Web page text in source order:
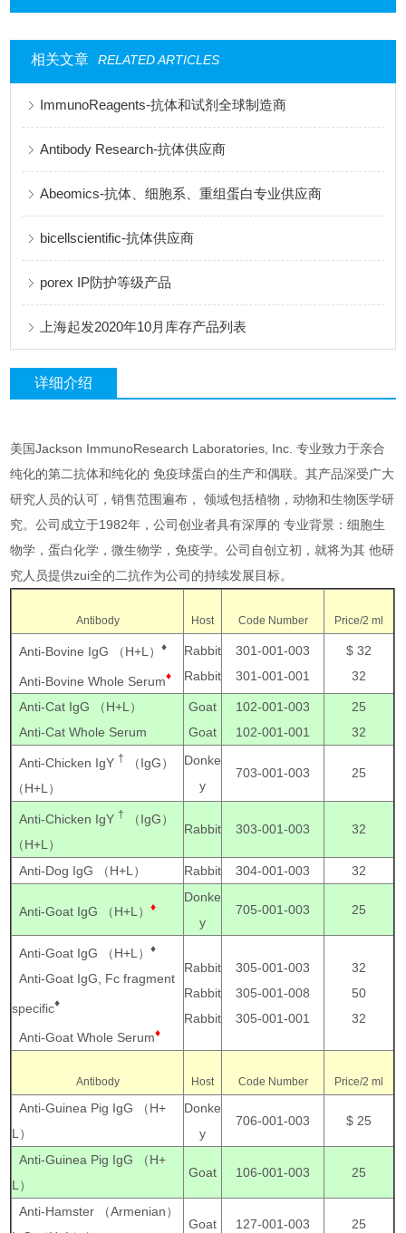
相关文章 RELATED ARTICLES
ImmunoReagents-抗体和试剂全球制造商
Antibody Research-抗体供应商
Abeomics-抗体、细胞系、重组蛋白专业供应商
bicellscientific-抗体供应商
porex IP防护等级产品
上海起发2020年10月库存产品列表
详细介绍
美国Jackson ImmunoResearch Laboratories, Inc. 专业致力于亲合
纯化的第二抗体和纯化的 免疫球蛋白的生产和偶联。其产品深受广大
研究人员的认可，销售范围遍布， 领域包括植物，动物和生物医学研
究。公司成立于1982年，公司创业者具有深厚的 专业背景：细胞生
物学，蛋白化学，微生物学，免疫学。公司自创立初，就将为其 他研
究人员提供zui全的二抗作为公司的持续发展目标。
Antibody Host Code Number Price/2 ml
Anti-Bovine IgG （H+L）♦
Anti-Bovine Whole Serum♦
Rabbit
Rabbit
301-001-003
301-001-001
$ 32
32
Anti-Cat IgG （H+L）
Anti-Cat Whole Serum
Goat
Goat
102-001-003
102-001-001
25
32
Anti-Chicken IgY †
（IgG）
（H+L）
Donke
y
703-001-003 25
Anti-Chicken IgY †
（IgG）
（H+L）
Rabbit 303-001-003 32
Anti-Dog IgG （H+L） Rabbit 304-001-003 32
Anti-Goat IgG （H+L）♦
Donke
y
705-001-003 25
Anti-Goat IgG （H+L）♦
Anti-Goat IgG, Fc fragment
specific♦
Anti-Goat Whole Serum♦
Rabbit
Rabbit
Rabbit
305-001-003
305-001-008
305-001-001
32
50
32
Antibody Host Code Number Price/2 ml
Anti-Guinea Pig IgG （H+
L）
Donke
y
706-001-003 $ 25
Anti-Guinea Pig IgG （H+
L）
Goat 106-001-003 25
Anti-Hamster （Armenian）
Goat 127-001-003 25